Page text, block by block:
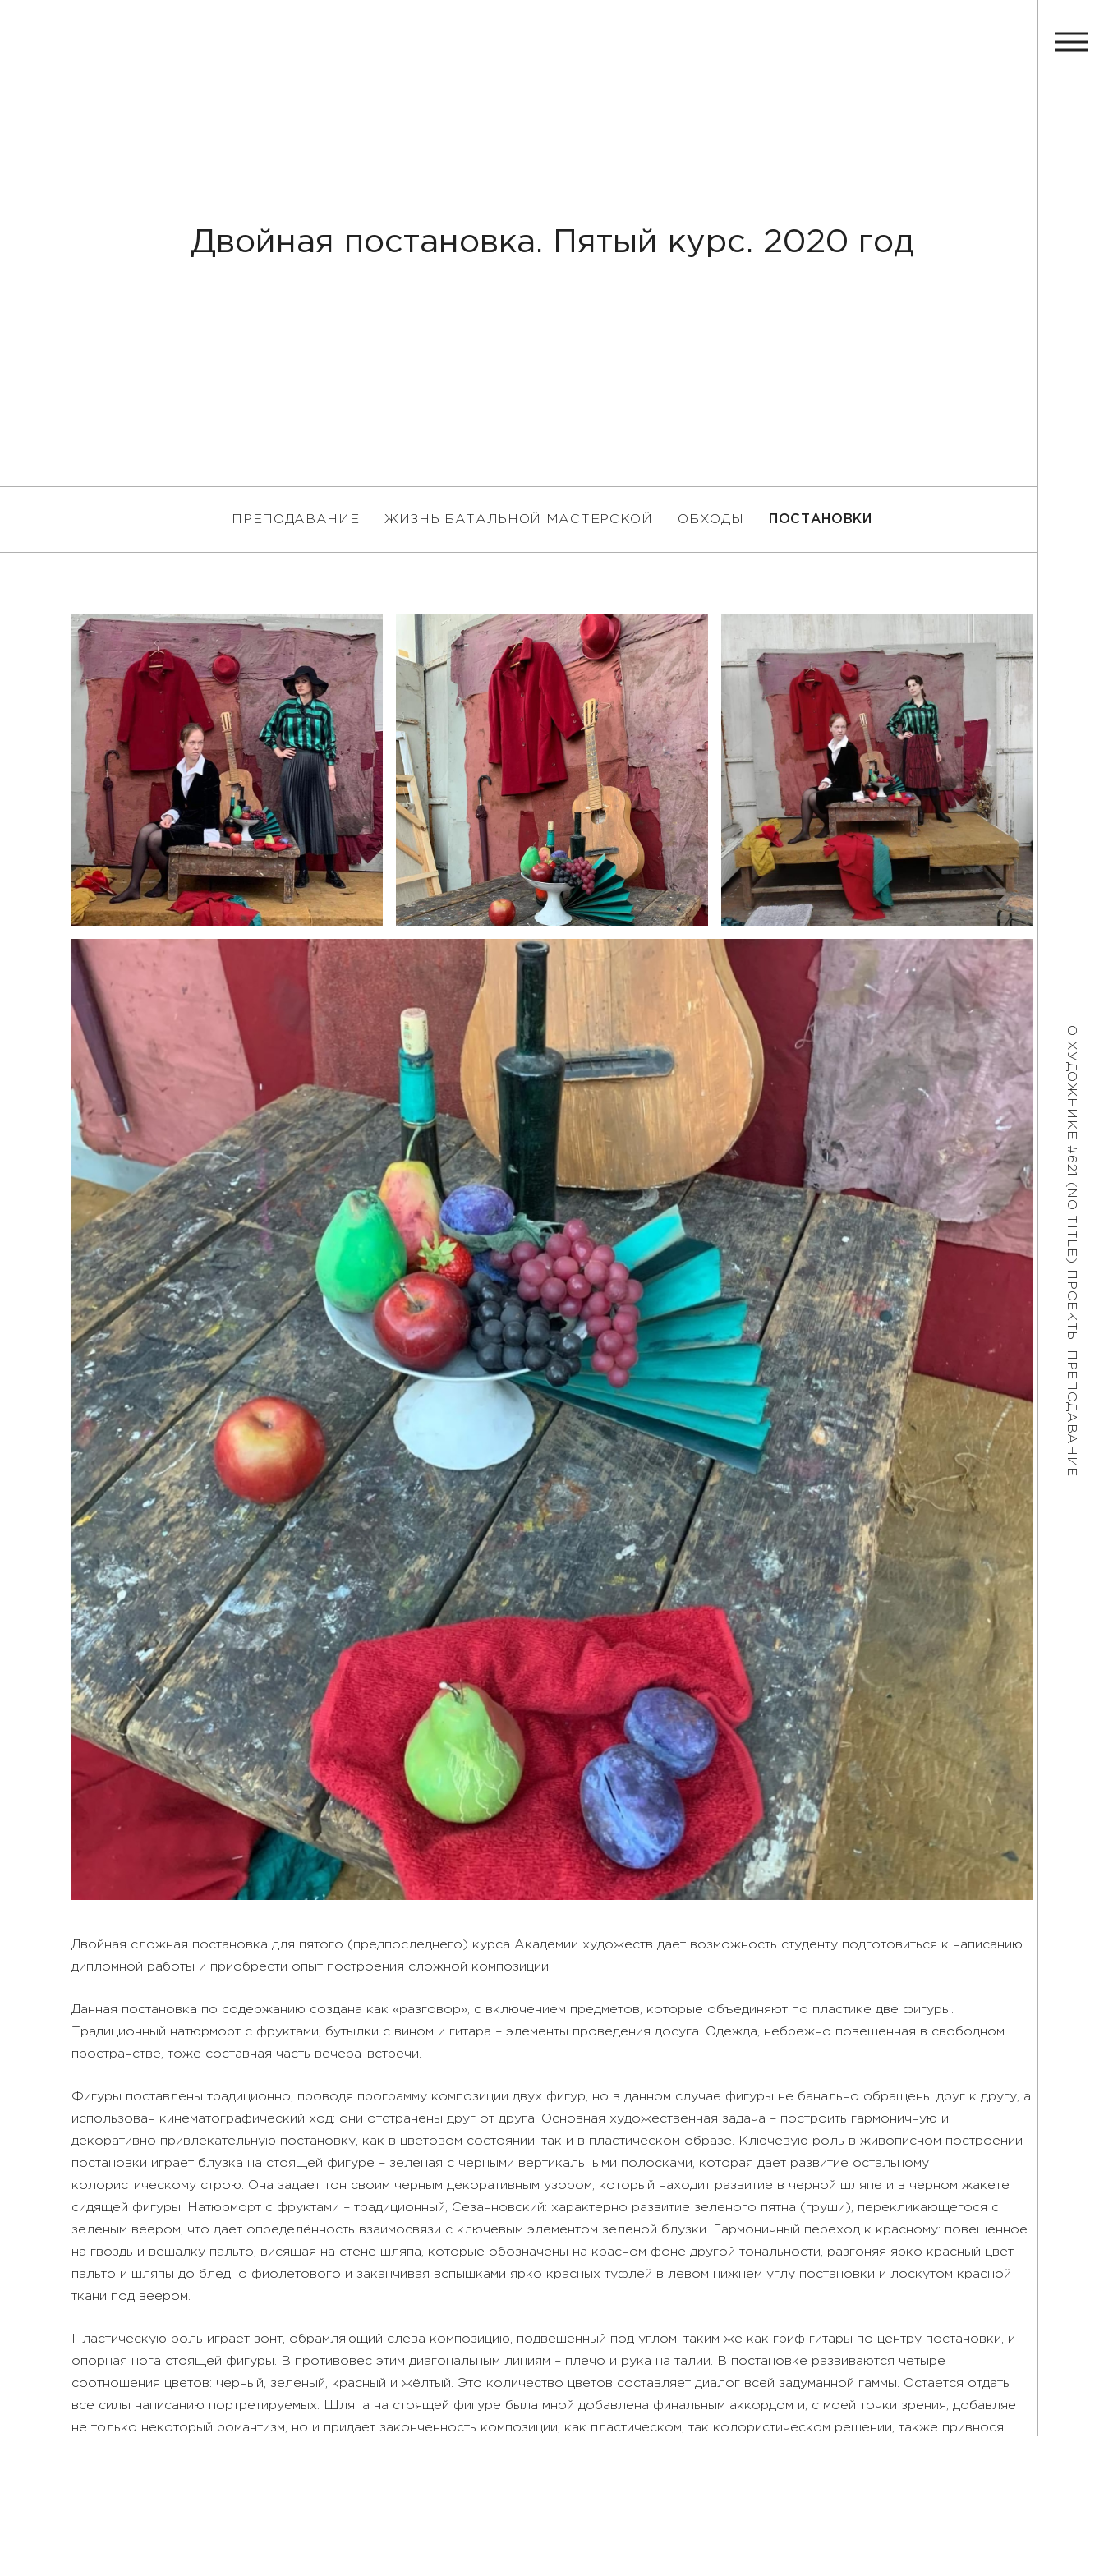
О ХУДОЖНИКЕ
#621 (NO TITLE)
ПРОЕКТЫ
ПРЕПОДАВАНИЕ
Двойная постановка. Пятый курс. 2020 год
ПРЕПОДАВАНИЕ ЖИЗНЬ БАТАЛЬНОЙ МАСТЕРСКОЙ ОБХОДЫ ПОСТАНОВКИ
Двойная сложная постановка для пятого (предпоследнего) курса Академии художеств дает возможность студенту подготовиться к написанию
дипломной работы и приобрести опыт построения сложной композиции.
Данная постановка по содержанию создана как «разговор», с включением предметов, которые объединяют по пластике две фигуры.
Традиционный натюрморт с фруктами, бутылки с вином и гитара – элементы проведения досуга. Одежда, небрежно повешенная в свободном
пространстве, тоже составная часть вечера-встречи.
Фигуры поставлены традиционно, проводя программу композиции двух фигур, но в данном случае фигуры не банально обращены друг к другу, а
использован кинематографический ход: они отстранены друг от друга. Основная художественная задача – построить гармоничную и
декоративно привлекательную постановку, как в цветовом состоянии, так и в пластическом образе. Ключевую роль в живописном построении
постановки играет блузка на стоящей фигуре – зеленая с черными вертикальными полосками, которая дает развитие остальному
колористическому строю. Она задает тон своим черным декоративным узором, который находит развитие в черной шляпе и в черном жакете
сидящей фигуры. Натюрморт с фруктами – традиционный, Сезанновский: характерно развитие зеленого пятна (груши), перекликающегося с
зеленым веером, что дает определённость взаимосвязи с ключевым элементом зеленой блузки. Гармоничный переход к красному: повешенное
на гвоздь и вешалку пальто, висящая на стене шляпа, которые обозначены на красном фоне другой тональности, разгоняя ярко красный цвет
пальто и шляпы до бледно фиолетового и заканчивая вспышками ярко красных туфлей в левом нижнем углу постановки и лоскутом красной
ткани под веером.
Пластическую роль играет зонт, обрамляющий слева композицию, подвешенный под углом, таким же как гриф гитары по центру постановки, и
опорная нога стоящей фигуры. В противовес этим диагональным линиям – плечо и рука на талии. В постановке развиваются четыре
соотношения цветов: черный, зеленый, красный и жёлтый. Это количество цветов составляет диалог всей задуманной гаммы. Остается отдать
все силы написанию портретируемых. Шляпа на стоящей фигуре была мной добавлена финальным аккордом и, с моей точки зрения, добавляет
не только некоторый романтизм, но и придает законченность композиции, как пластическом, так колористическом решении, также привнося